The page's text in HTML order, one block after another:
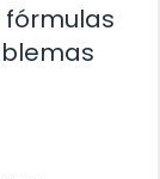
fórmulas